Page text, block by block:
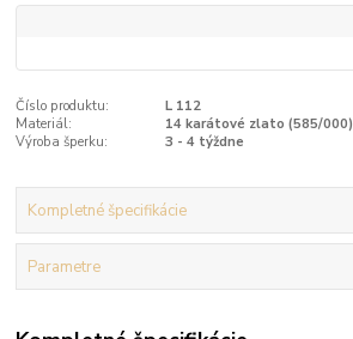
Číslo produktu:
L 112
Materiál:
14 karátové zlato (585/000)
Výroba šperku:
3 - 4 týždne
Kompletné špecifikácie
Parametre